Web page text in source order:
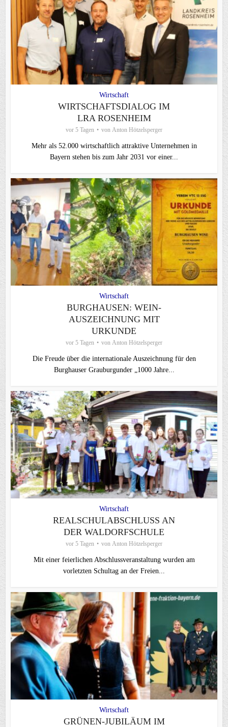
Wirtschaft
WIRTSCHAFTSDIALOG IM
LRA ROSENHEIM
vor 5 Tagen von Anton Hötzelsperger
Mehr als 52.000 wirtschaftlich attraktive Unternehmen in
Bayern stehen bis zum Jahr 2031 vor einer...
Wirtschaft
BURGHAUSEN: WEIN-
AUSZEICHNUNG MIT
URKUNDE
vor 5 Tagen von Anton Hötzelsperger
Die Freude über die internationale Auszeichnung für den
Burghauser Grauburgunder „1000 Jahre...
Wirtschaft
REALSCHULABSCHLUSS AN
DER WALDORFSCHULE
vor 5 Tagen von Anton Hötzelsperger
Mit einer feierlichen Abschlussveranstaltung wurden am
vorletzten Schultag an der Freien...
Wirtschaft
GRÜNEN-JUBILÄUM IM